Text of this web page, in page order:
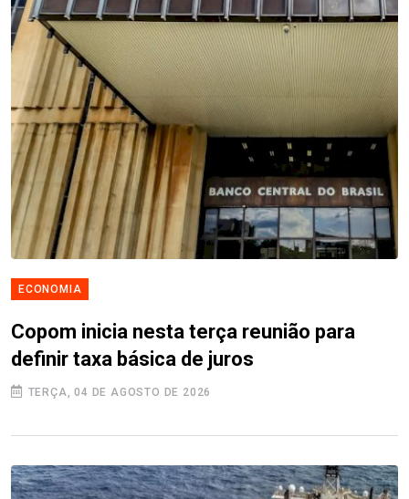
ECONOMIA
Copom inicia nesta terça reunião para
definir taxa básica de juros
TERÇA, 04 DE AGOSTO DE 2026